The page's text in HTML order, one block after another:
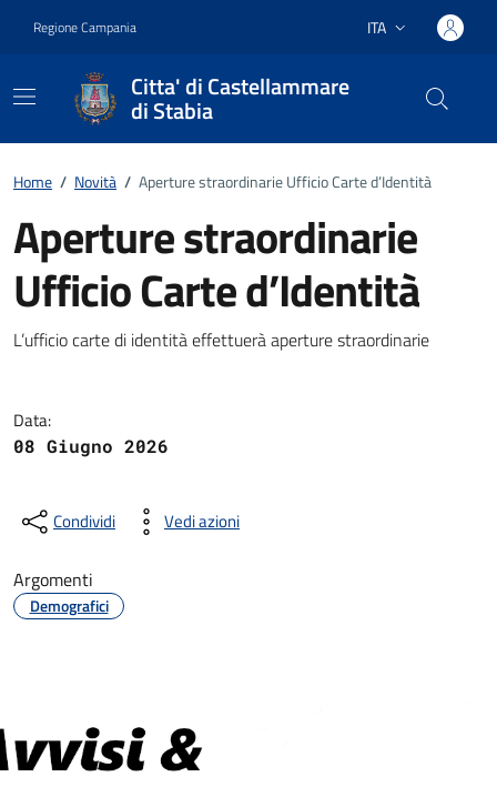
Regione Campania Lingua attiva:
ITA
Citta' di Castellammare
di Stabia
Home / Novità / Aperture straordinarie Ufficio Carte d’Identità
Aperture straordinarie
Ufficio Carte d’Identità
Dettagli della notizia
L’ufficio carte di identità effettuerà aperture straordinarie
Data:
08 Giugno 2026
Condividi Vedi azioni
Argomenti
Demografici